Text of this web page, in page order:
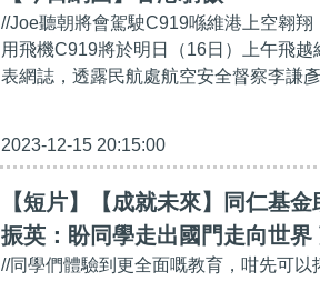
//Joe聽朝將會駕駛C919喺維港上空翱
用飛機C919將於明日（16日）上午飛
表網誌，透露民航處航空安全督察李謙
2023-12-15 20:15:00
【短片】【成就未來】同仁基
振英：盼同學走出國門走向世
//同學們體驗到更全面嘅教育，咁先可